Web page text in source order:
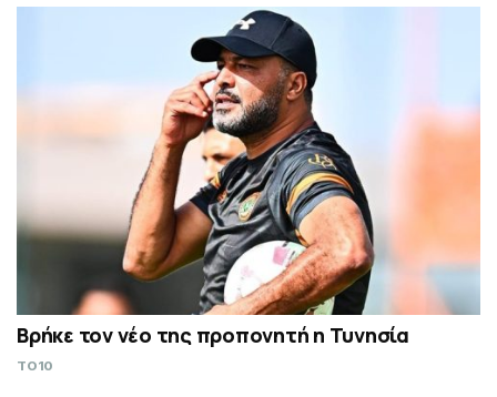
Βρήκε τον νέο της προπονητή η Τυνησία
TO10